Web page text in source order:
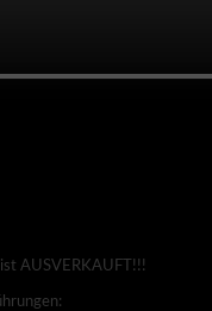
AUSVERKAUFT!!!